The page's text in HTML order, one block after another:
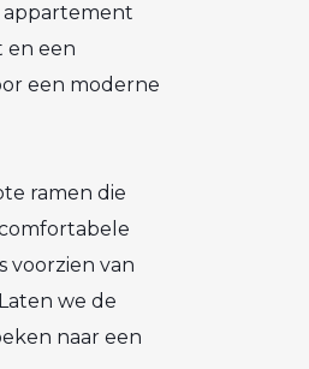
appartement
en een
een moderne
ramen die
voorzien van
we de
naar een